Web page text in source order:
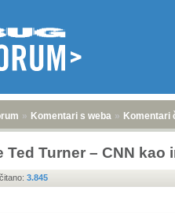
» Komentari s weba » Komentari
Ted Turner – CNN kao
čitano: 3.845